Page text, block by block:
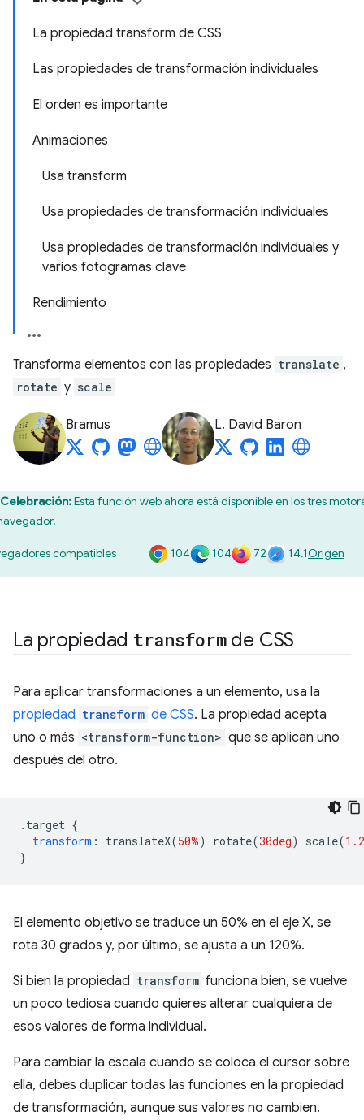
La propiedad transform de CSS
Las propiedades de transformación individuales
El orden es importante
Animaciones
Usa transform
Usa propiedades de transformación individuales
Usa propiedades de transformación individuales y
varios fotogramas clave
Rendimiento
Transforma elementos con las propiedades translate ,
rotate y scale
Bramus L. David Baron
Celebración:Esta función web ahora está disponible en los tres
compatibles 104 104 72 14.1Origen
La propiedad transformde CSS
Para aplicar transformaciones a un elemento, usa la
propiedad transform de CSS. La propiedad acepta
uno o más <transform-function> que se aplican uno
después del otro.
. target {
transform : translateX(50%) rotate(30deg) scale(1.2
}
El elemento objetivo se traduce un 50% en el eje X, se
rota 30 grados y, por último, se ajusta a un 120%.
Si bien la propiedad transform funciona bien, se vuelve
un poco tediosa cuando quieres alterar cualquiera de
esos valores de forma individual.
Para cambiar la escala cuando se coloca el cursor sobre
ella, debes duplicar todas las funciones en la propiedad
de transformación, aunque sus valores no cambien.